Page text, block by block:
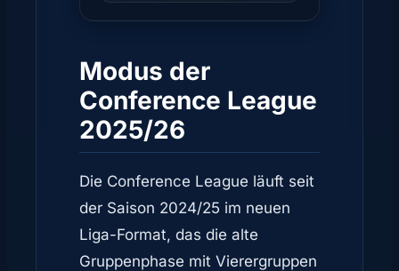
Modus der
Conference League
2025/26
Die Conference League läuft seit
der Saison 2024/25 im neuen
Liga-Format, das die alte
Gruppenphase mit Vierergruppen